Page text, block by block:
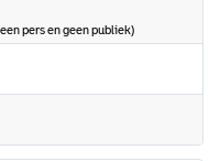
pers en geen publiek)